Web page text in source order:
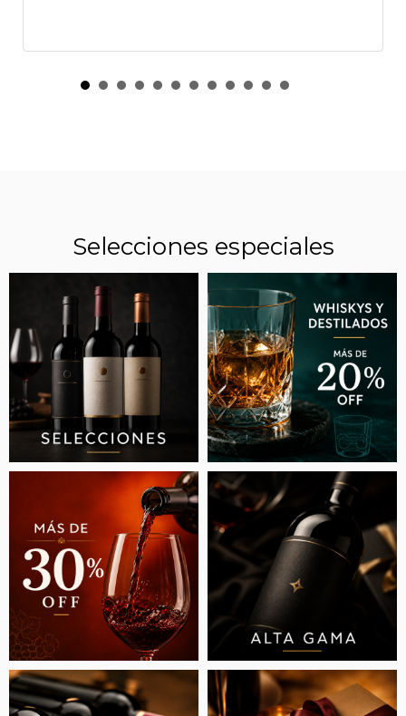
VERMUT, UNA CATEGORÍA EN FRANCO
ASCENSO
Selecciones especiales